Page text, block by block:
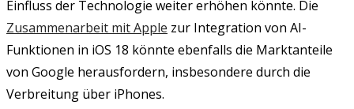
Einfluss der Technologie weiter erhöhen könnte. Die
Zusammenarbeit mit Apple zur Integration von AI-
Funktionen in iOS 18 könnte ebenfalls die Marktanteile
von Google herausfordern, insbesondere durch die
Verbreitung über iPhones.